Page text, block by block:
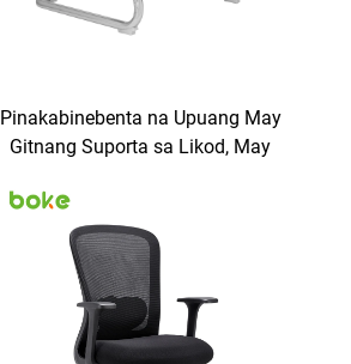
Pinakabinebenta na Upuang May
Gitnang Suporta sa Likod, May
Opisina, Kasangkapan para sa
Tahanan at Opisina, Mga
Kasangkapan sa Opisina, Mga
Desk sa Opisina